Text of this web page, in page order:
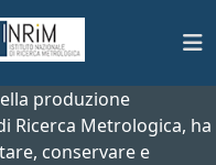
produzione
Ricerca Metrologica, ha
conservare e